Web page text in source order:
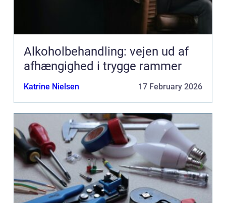
Alkoholbehandling: vejen ud af
afhængighed i trygge rammer
Katrine Nielsen 17 February 2026